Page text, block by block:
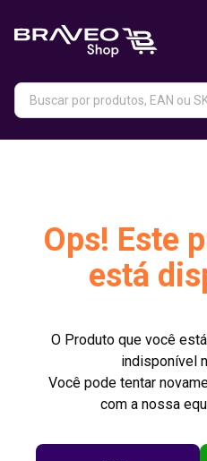
Ops! Este
está
O Produto que você
indisponível
Você pode tentar
com a nossa